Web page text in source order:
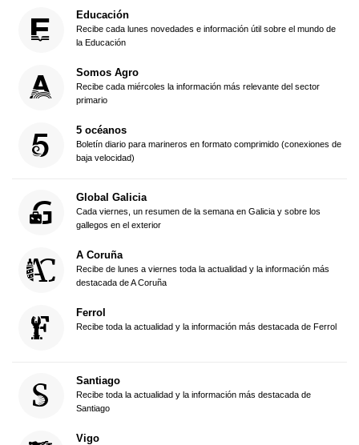
Educación
Recibe cada lunes novedades e información útil sobre el mundo de
la Educación
Somos Agro
Recibe cada miércoles la información más relevante del sector
primario
5 océanos
Boletín diario para marineros en formato comprimido (conexiones de
baja velocidad)
Global Galicia
Cada viernes, un resumen de la semana en Galicia y sobre los
gallegos en el exterior
A Coruña
Recibe de lunes a viernes toda la actualidad y la información más
destacada de A Coruña
Ferrol
Recibe toda la actualidad y la información más destacada de Ferrol
Santiago
Recibe toda la actualidad y la información más destacada de
Santiago
Vigo